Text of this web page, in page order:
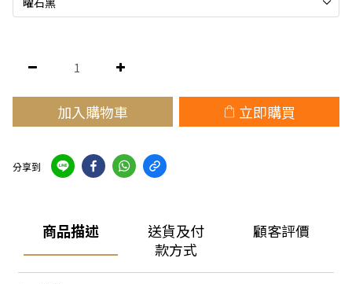
加入購物車 立即購買
分享到
商品描述
送貨及付
款方式
顧客評價